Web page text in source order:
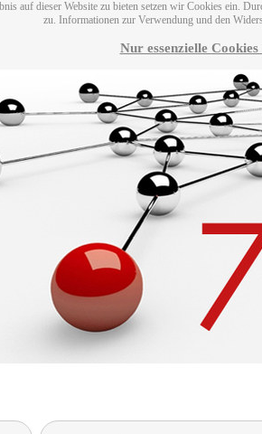
auf dieser Website zu bieten setzen wir Cookies ein.
zu. Informationen zur Verwendung und den
Nur essenzielle Cookies